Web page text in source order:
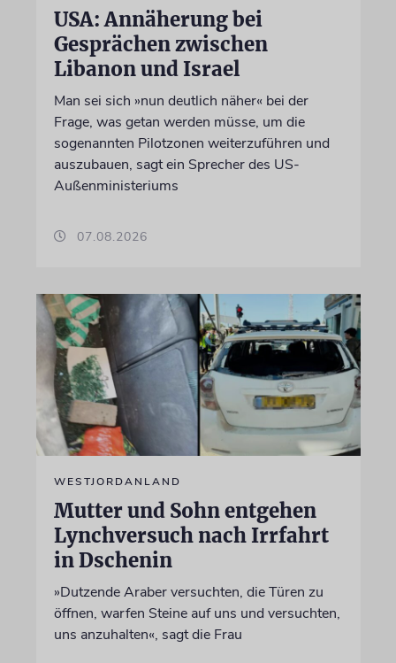
USA: Annäherung bei
Gesprächen zwischen
Libanon und Israel
Man sei sich »nun deutlich näher« bei der
Frage, was getan werden müsse, um die
sogenannten Pilotzonen weiterzuführen und
auszubauen, sagt ein Sprecher des US-
Außenministeriums
07.08.2026
WESTJORDANLAND
Mutter und Sohn entgehen
Lynchversuch nach Irrfahrt
in Dschenin
»Dutzende Araber versuchten, die Türen zu
öffnen, warfen Steine auf uns und versuchten,
uns anzuhalten«, sagt die Frau